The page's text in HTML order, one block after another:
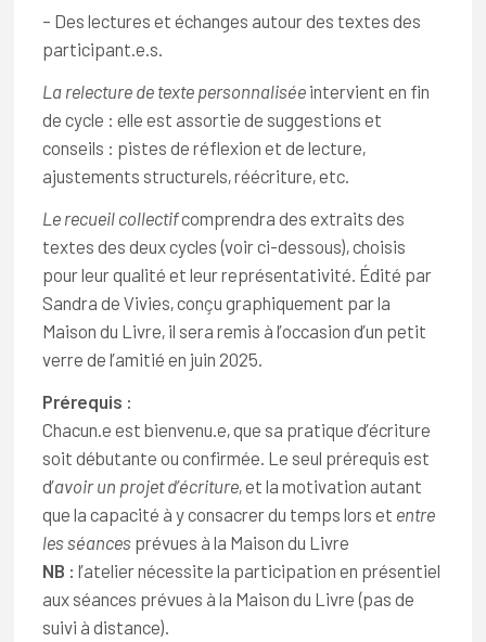
– Des lectures et échanges autour des textes des
participant.e.s.
La relecture de texte personnalisée intervient en fin
de cycle : elle est assortie de suggestions et
conseils : pistes de réflexion et de lecture,
ajustements structurels, réécriture, etc.
Le recueil collectifcomprendra des extraits des
textes des deux cycles (voir ci-dessous), choisis
pour leur qualité et leur représentativité. Édité par
Sandra de Vivies, conçu graphiquement par la
Maison du Livre, il sera remis à l’occasion d’un petit
verre de l’amitié en juin 2025.
Prérequis :
Chacun.e est bienvenu.e, que sa pratique d’écriture
soit débutante ou confirmée. Le seul prérequis est
d’avoir un projet d’écriture, et la motivation autant
que la capacité à y consacrer du temps lors et entre
les séances prévues à la Maison du Livre
NB : l’atelier nécessite la participation en présentiel
aux séances prévues à la Maison du Livre (pas de
suivi à distance).